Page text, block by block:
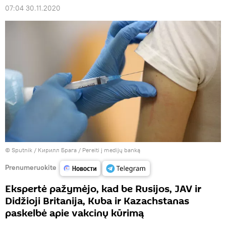
07:04 30.11.2020
© Sputnik / Кирилл Брага / Pereiti į medijų banką
Prenumeruokite
Ekspertė pažymėjo, kad be Rusijos, JAV ir
Didžioji Britanija, Kuba ir Kazachstanas
paskelbė apie vakcinų kūrimą